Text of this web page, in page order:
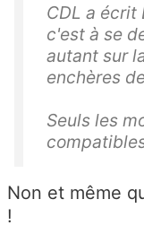
CDL a écrit
c'est à se
autant sur
enchères
Seuls les
Non et même
!